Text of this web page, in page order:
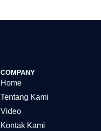
COMPANY
Home
Tentang Kami
Video
Kontak Kami